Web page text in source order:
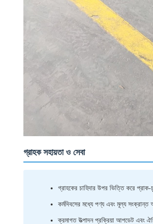
গ্রাহক সহায়তা ও সেবা
গ্রাহকের চাহিদার উপর ভিত্তি করে প্রাক-
কর্মদিবসের মধ্যে পণ্য এবং মূল্য সংক্রান্ত
ক্রমাগত উত্পাদন প্রক্রিয়া আপডেট এবং